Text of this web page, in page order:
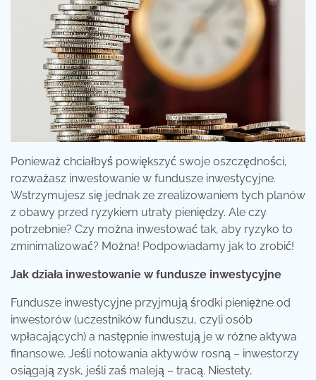
Ponieważ chciałbyś powiększyć swoje oszczędności,
rozważasz inwestowanie w fundusze inwestycyjne.
Wstrzymujesz się jednak ze zrealizowaniem tych planów
z obawy przed ryzykiem utraty pieniędzy. Ale czy
potrzebnie? Czy można inwestować tak, aby ryzyko to
zminimalizować? Można! Podpowiadamy jak to zrobić!
Jak działa inwestowanie w fundusze inwestycyjne
Fundusze inwestycyjne przyjmują środki pieniężne od
inwestorów (uczestników funduszu, czyli osób
wpłacających) a następnie inwestują je w różne aktywa
finansowe. Jeśli notowania aktywów rosną – inwestorzy
osiągają zysk, jeśli zaś maleją – tracą. Niestety,